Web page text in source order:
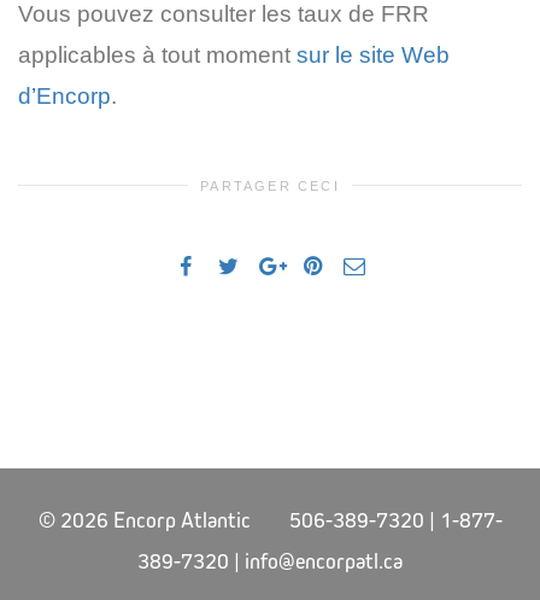
Vous pouvez consulter les taux de FRR
applicables à tout moment sur le site Web
d’Encorp.
PARTAGER CECI
© 2026 Encorp Atlantic 506-389-7320 | 1-877-
389-7320 | info@encorpatl.ca